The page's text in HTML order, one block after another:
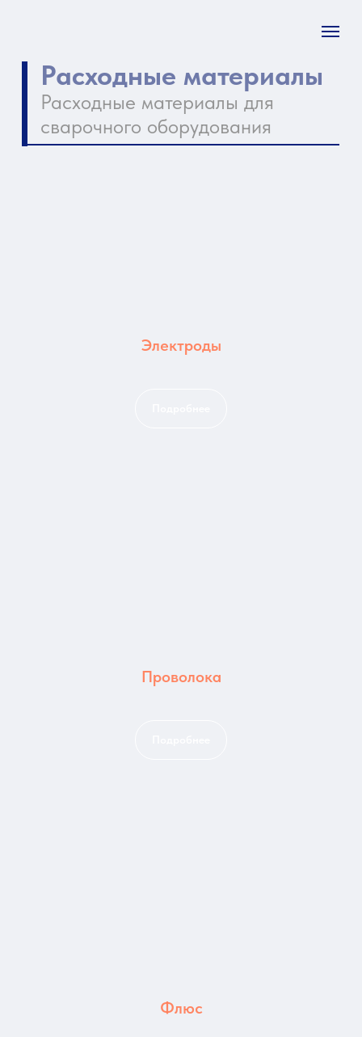
Расходные материалы для
сварочного оборудования
Электроды
Проволока
Флюс